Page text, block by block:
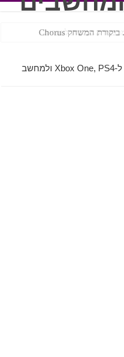
Mothergunship מגיע ל-Xbox One, PS4 ולמחשב